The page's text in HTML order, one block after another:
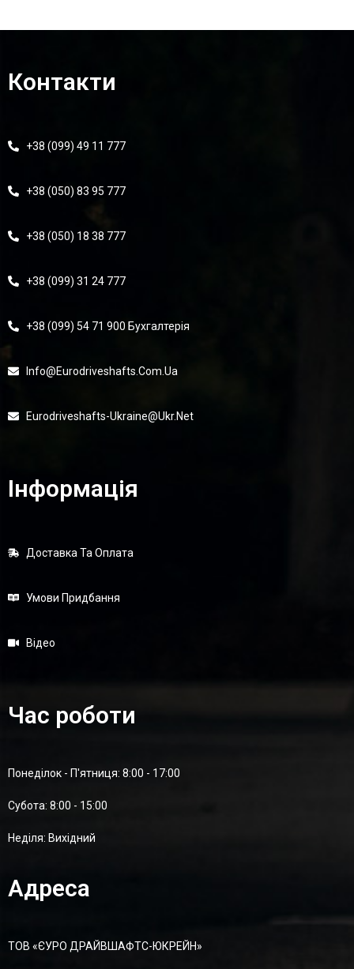
Контакти
+38 (099) 49 11 777
+38 (050) 83 95 777
+38 (050) 18 38 777
+38 (099) 31 24 777
+38 (099) 54 71 900 Бухгалтерія
Info@eurodriveshafts.com.ua
Eurodriveshafts-Ukraine@ukr.net
Інформація
Доставка Та Оплата
Умови Придбання
Відео
Час роботи
Понеділок - П'ятниця: 8:00 - 17:00
Суботa: 8:00 - 15:00
Неділя: Вихідний
Адреса
ТОВ «ЄУРО ДРАЙВШАФТC-ЮКРЕЙН»